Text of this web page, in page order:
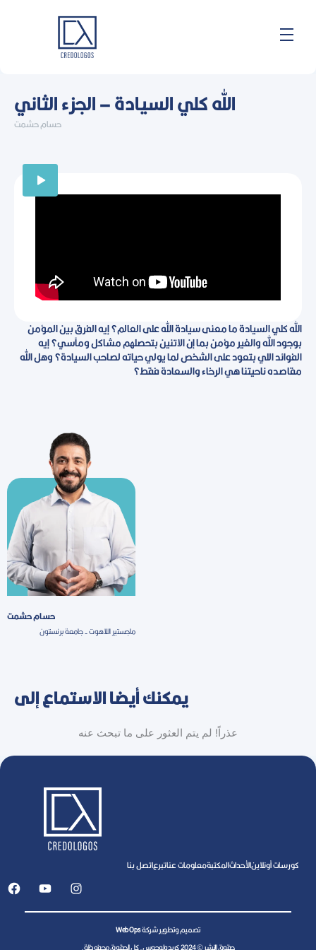
الله كلي السيادة – الجزء الثاني
حسام حشمت
الله كلي السيادة ما معنى سيادة الله على العالم؟ إيه الفرق بين المؤمن
بوجود الله والغير مؤمن بما إن الاتنين بتحصلهم مشاكل ومآسي؟ إيه
الفوائد اللي بتعود على الشخص لما يولي حياته لصاحب السيادة؟ وهل الله
مقاصده ناحيتنا هي الرخاء والسعادة فقط؟
حسام حشمت
ماجستير اللاهوت - جامعة برنستون
يمكنك أيضا الاستماع إلى
عذراً! لم يتم العثور على ما تبحث عنه
كورسات أونلايناﻷحداثالمكتبةمعلومات عناتبرعاتصل بنا
تصميم وتطوير شركةWebOps